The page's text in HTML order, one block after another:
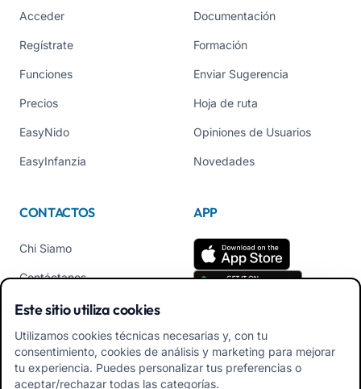
Acceder
Regístrate
Funciones
Precios
EasyNido
EasyInfanzia
Documentación
Formación
Enviar Sugerencia
Hoja de ruta
Opiniones de Usuarios
Novedades
CONTACTOS
Chi Siamo
Contáctanos
Tel +39 02 84152514
APP
Descarga APK App
Familiares
Descarga APK App
Este sitio utiliza cookies
Utilizamos cookies técnicas necesarias y, con tu
consentimiento, cookies de análisis y marketing para mejorar
tu experiencia. Puedes personalizar tus preferencias o
aceptar/rechazar todas las categorías.